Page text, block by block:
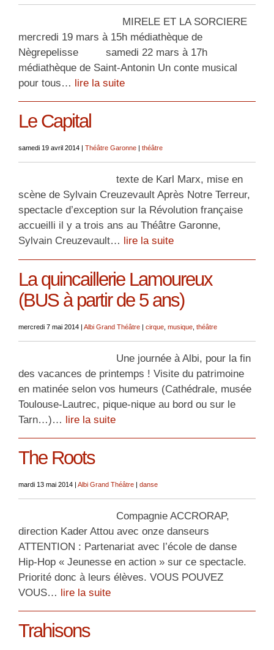
MIRELE ET LA SORCIERE
mercredi 19 mars à 15h médiathèque de
Nègrepelisse samedi 22 mars à 17h
médiathèque de Saint-Antonin Un conte musical
pour tous… lire la suite
Le Capital
samedi 19 avril 2014 Théâtre Garonne théâtre
texte de Karl Marx, mise en
scène de Sylvain Creuzevault Après Notre Terreur,
spectacle d’exception sur la Révolution française
accueilli il y a trois ans au Théâtre Garonne,
Sylvain Creuzevault… lire la suite
La quincaillerie Lamoureux
(BUS à partir de 5 ans)
mercredi 7 mai 2014 | Albi Grand Théâtre | cirque musique théâtre
Une journée à Albi, pour la fin
des vacances de printemps ! Visite du patrimoine
en matinée selon vos humeurs (Cathédrale, musée
Toulouse-Lautrec, pique-nique au bord ou sur le
Tarn…)… lire la suite
The Roots
mardi 13 mai 2014 | Albi Grand Théâtre | danse
Compagnie ACCRORAP,
direction Kader Attou avec onze danseurs
ATTENTION : Partenariat avec l’école de danse
Hip-Hop « Jeunesse en action » sur ce spectacle.
Priorité donc à leurs élèves. VOUS POUVEZ
VOUS… lire la suite
Trahisons